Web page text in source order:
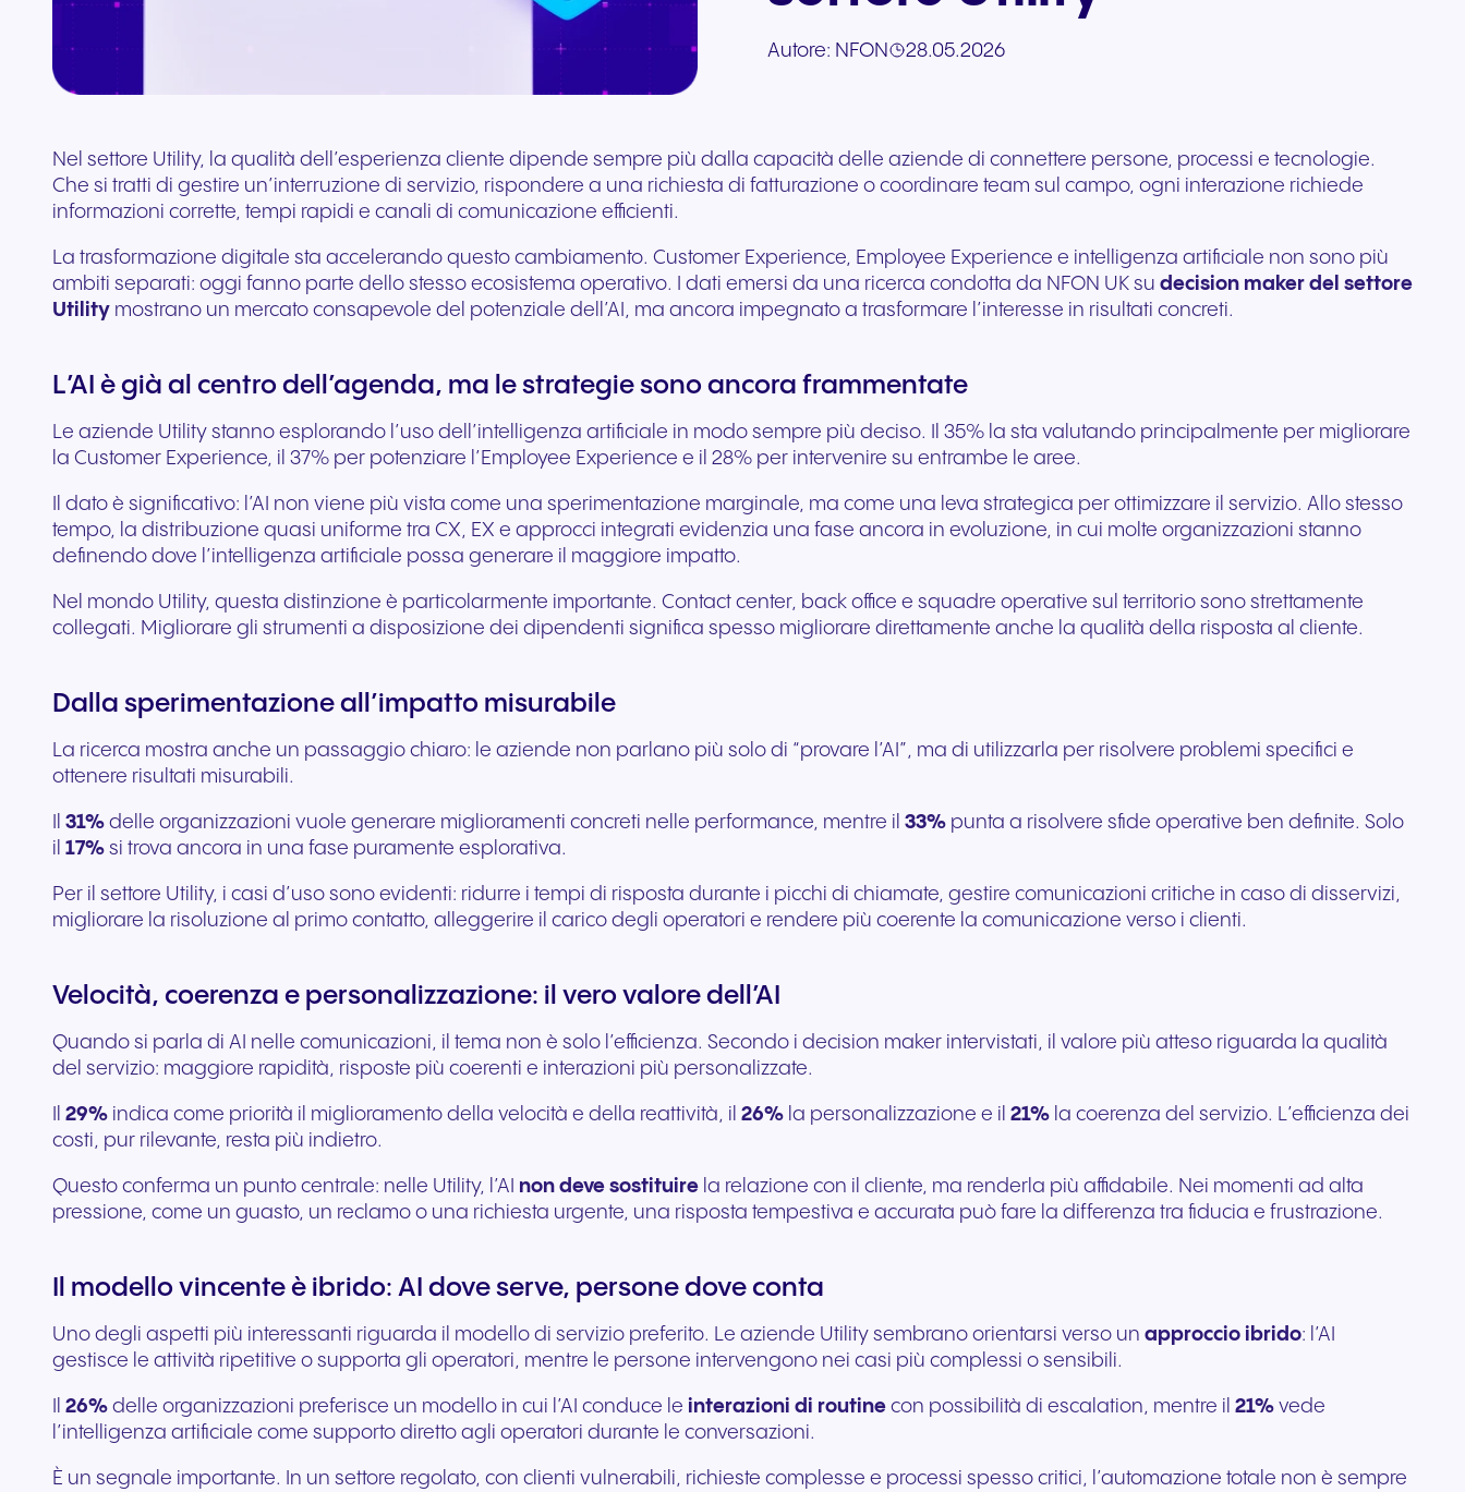
interruzioni su ogni
dispositivo. Audio ad alta adatta istantaneamente alla
un’esperienza migliore del
paziente e un’erogazione
il retail moderno e il
Viaggi e ospitalità
Comunicazione fluida per
offrire esperienze e servizi
eccezionali agli ospiti.
Settore pubblico
Comunicazione affidabile
per servizi pubblici reattivi e
in co-branding, ti forniamo
gli strumenti necessari per
vendite
Consulenza diretta su Cloudya
+39 02 9974 9920
richiesta. I nostri esperti ti
Write to us
Autore: NFON 28.05.2026
Nel settore Utility, la qualità dell’esperienza cliente dipende sempre più dalla capacità delle aziende di connettere persone, processi e tecnologie.
Che si tratti di gestire un’interruzione di servizio, rispondere a una richiesta di fatturazione o coordinare team sul campo, ogni interazione richiede
informazioni corrette, tempi rapidi e canali di comunicazione efficienti.
La trasformazione digitale sta accelerando questo cambiamento. Customer Experience, Employee Experience e intelligenza artificiale non sono più
ambiti separati: oggi fanno parte dello stesso ecosistema operativo. I dati emersi da una ricerca condotta da NFON UK su decision maker del settore
Utility mostrano un mercato consapevole del potenziale dell’AI, ma ancora impegnato a trasformare l’interesse in risultati concreti.
L’AI è già al centro dell’agenda, ma le strategie sono ancora frammentate
Le aziende Utility stanno esplorando l’uso dell’intelligenza artificiale in modo sempre più deciso. Il 35% la sta valutando principalmente per migliorare
la Customer Experience, il 37% per potenziare l’Employee Experience e il 28% per intervenire su entrambe le aree.
Il dato è significativo: l’AI non viene più vista come una sperimentazione marginale, ma come una leva strategica per ottimizzare il servizio. Allo stesso
tempo, la distribuzione quasi uniforme tra CX, EX e approcci integrati evidenzia una fase ancora in evoluzione, in cui molte organizzazioni stanno
definendo dove l’intelligenza artificiale possa generare il maggiore impatto.
Nel mondo Utility, questa distinzione è particolarmente importante. Contact center, back office e squadre operative sul territorio sono strettamente
collegati. Migliorare gli strumenti a disposizione dei dipendenti significa spesso migliorare direttamente anche la qualità della risposta al cliente.
Dalla sperimentazione all’impatto misurabile
La ricerca mostra anche un passaggio chiaro: le aziende non parlano più solo di “provare l’AI”, ma di utilizzarla per risolvere problemi specifici e
ottenere risultati misurabili.
31% delle organizzazioni vuole generare miglioramenti concreti nelle performance, mentre il 33% punta a risolvere sfide operative ben definite. Solo
il 17% si trova ancora in una fase puramente esplorativa.
Per il settore Utility, i casi d’uso sono evidenti: ridurre i tempi di risposta durante i picchi di chiamate, gestire comunicazioni critiche in caso di disservizi,
migliorare la risoluzione al primo contatto, alleggerire il carico degli operatori e rendere più coerente la comunicazione verso i clienti.
Velocità, coerenza e personalizzazione: il vero valore dell’AI
Quando si parla di AI nelle comunicazioni, il tema non è solo l’efficienza. Secondo i decision maker intervistati, il valore più atteso riguarda la qualità
del servizio: maggiore rapidità, risposte più coerenti e interazioni più personalizzate.
29% indica come priorità il miglioramento della velocità e della reattività, il 26% la personalizzazione e il 21% la coerenza del servizio. L’efficienza dei
costi, pur rilevante, resta più indietro.
Questo conferma un punto centrale: nelle Utility, l’AI non deve sostituire la relazione con il cliente, ma renderla più affidabile. Nei momenti ad alta
pressione, come un guasto, un reclamo o una richiesta urgente, una risposta tempestiva e accurata può fare la differenza tra fiducia e frustrazione.
Il modello vincente è ibrido: AI dove serve, persone dove conta
Uno degli aspetti più interessanti riguarda il modello di servizio preferito. Le aziende Utility sembrano orientarsi verso un approccio ibrido: l’AI
gestisce le attività ripetitive o supporta gli operatori, mentre le persone intervengono nei casi più complessi o sensibili.
26% delle organizzazioni preferisce un modello in cui l’AI conduce le interazioni di routine con possibilità di escalation, mentre il 21% vede
l’intelligenza artificiale come supporto diretto agli operatori durante le conversazioni.
È un segnale importante. In un settore regolato, con clienti vulnerabili, richieste complesse e processi spesso critici, l’automazione totale non è sempre